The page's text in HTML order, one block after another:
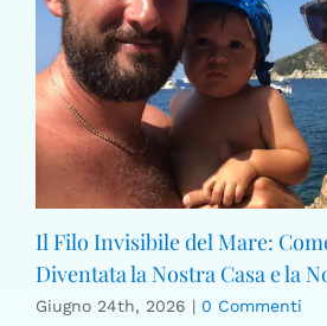
Il Filo Invisibile del Mare:
Diventata la Nostra Casa e la
Giugno 24th, 2026 | 0 Commenti